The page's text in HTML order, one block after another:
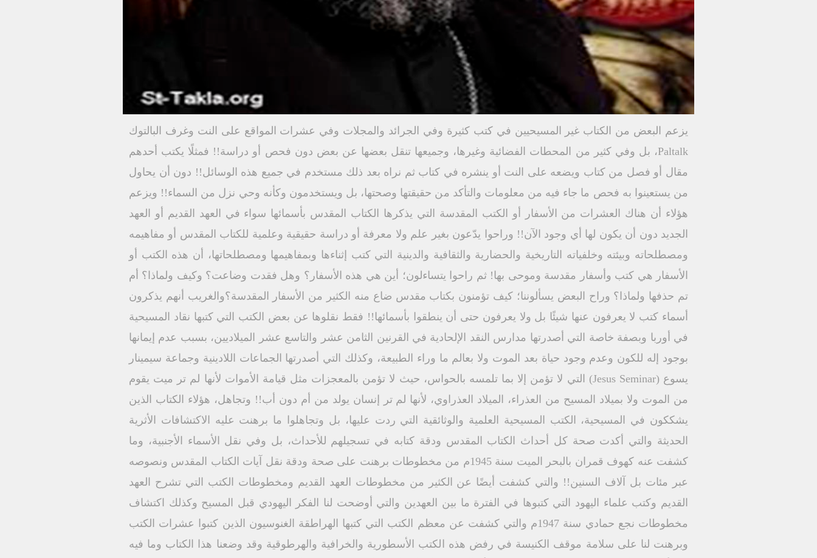
يزعم البعض من الكتاب غير المسيحيين في كتب كثيرة وفي الجرائد والمجلات وفي عشرات المواقع على النت وغرف البالتوك
Paltalk، بل وفي كثير من المحطات الفضائية وغيرها، وجميعها تنقل بعضها عن بعض دون فحص أو دراسة!! فمثلًا يكتب أحدهم
مقال أو فصل من كتاب ويضعه على النت أو ينشره في كتاب ثم نراه بعد ذلك مستخدم في جميع هذه الوسائل!! دون أن يحاول
من يستعينوا به فحص ما جاء فيه من معلومات والتأكد من حقيقتها وصحتها، بل ويستخدمون وكأنه وحي نزل من السماء!! ويزعم
هؤلاء أن هناك العشرات من الأسفار أو الكتب المقدسة التي يذكرها الكتاب المقدس بأسمائها سواء في العهد القديم أو العهد
الجديد دون أن يكون لها أي وجود الآن!! وراحوا يدّعون بغير علم ولا معرفة أو دراسة حقيقية وعلمية للكتاب المقدس أو مفاهيمه
ومصطلحاته وبيئته وخلفياته التاريخية والحضارية والثقافية والدينية التي كتب إثناءها وبمفاهيمها ومصطلحاتها، أن هذه الكتب أو
الأسفار هي كتب وأسفار مقدسة وموحى بها! ثم راحوا يتساءلون؛ أين هي هذه الأسفار؟ وهل فقدت وضاعت؟ وكيف ولماذا؟ أم
تم حذفها ولماذا؟ وراح البعض يسألوننا؛ كيف تؤمنون بكتاب مقدس ضاع منه الكثير من الأسفار المقدسة؟والغريب أنهم يذكرون
أسماء كتب لا يعرفون عنها شيئًا بل ولا يعرفون حتى أن ينطقوا بأسمائها!! فقط نقلوها عن بعض الكتب التي كتبها نقاد المسيحية
في أوربا وبصفة خاصة التي أصدرتها مدارس النقد الإلحادية في القرنين الثامن عشر والتاسع عشر الميلاديين، بسبب عدم إيمانها
بوجود إله للكون وعدم وجود حياة بعد الموت ولا بعالم ما وراء الطبيعة، وكذلك التي أصدرتها الجماعات اللادينية وجماعة سيمينار
يسوع (Jesus Seminar) التي لا تؤمن إلا بما تلمسه بالحواس، حيث لا تؤمن بالمعجزات مثل قيامة الأموات لأنها لم تر ميت يقوم
من الموت ولا بميلاد المسيح من العذراء، الميلاد العذراوي، لأنها لم تر إنسان يولد من أم دون أب!! وتجاهل، هؤلاء الكتاب الذين
يشككون في المسيحية، الكتب المسيحية العلمية والوثائقية التي ردت عليها، بل وتجاهلوا ما برهنت عليه الاكتشافات الأثرية
الحديثة والتي أكدت صحة كل أحداث الكتاب المقدس ودقة كتابه في تسجيلهم للأحداث، بل وفي نقل الأسماء الأجنبية، وما
كشفت عنه كهوف قمران بالبحر الميت سنة 1945م من مخطوطات برهنت على صحة ودقة نقل آيات الكتاب المقدس ونصوصه
عبر مئات بل آلاف السنين!! والتي كشفت أيضًا عن الكثير من مخطوطات العهد القديم ومخطوطات الكتب التي تشرح العهد
القديم وكتب علماء اليهود التي كتبوها في الفترة ما بين العهدين والتي أوضحت لنا الفكر اليهودي قبل المسيح وكذلك اكتشاف
مخطوطات نجع حمادي سنة 1947م والتي كشفت عن معظم الكتب التي كتبها الهراطقة الغنوسيون الذين كتبوا عشرات الكتب
وبرهنت لنا على سلامة موقف الكنيسة في رفض هذه الكتب الأسطورية والخرافية والهرطوقية وقد وضعنا هذا الكتاب وما فيه